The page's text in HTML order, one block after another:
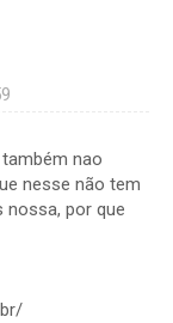
nao
nesse não tem
por que